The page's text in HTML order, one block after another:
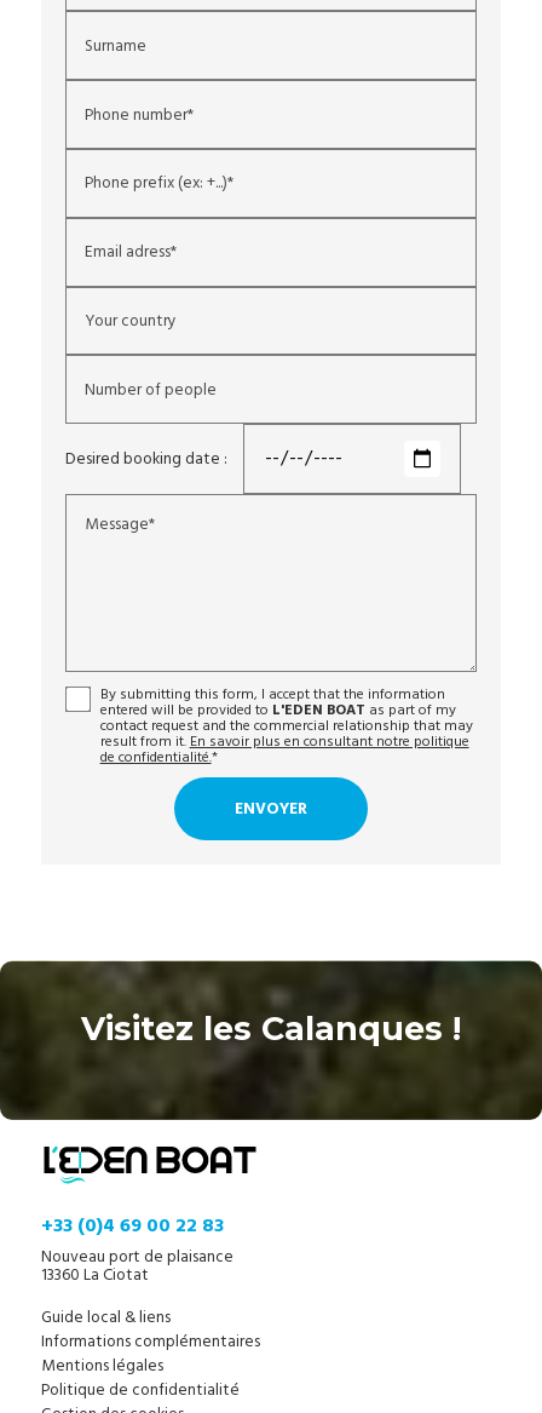
Surname
Phone number*
Phone prefix (ex: +...)*
Email adress*
Your country
Number of people
Desired booking date :
Message*
By submitting this form, I accept that the information
entered will be provided to L'EDEN BOAT as part of my
contact request and the commercial relationship that may
result from it. En savoir plus en consultant notre politique
de confidentialité.*
Visitez les Calanques !
+33 (0)4 69 00 22 83
Nouveau port de plaisance
13360 La Ciotat
Guide local & liens
Informations complémentaires
Mentions légales
Politique de confidentialité